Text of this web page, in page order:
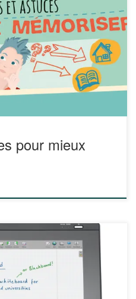
8 trucs et astuces pour
de télécharger cette
de Hoptoys Lien :
8-trucs-astuces-
pour mieux
interactif open source
écoles ou universités. Il
avec un tableau blanc